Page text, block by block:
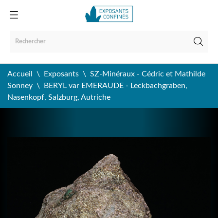
Accueil Exposants
SZ-Minéraux - Cédric et Mathilde
Sonney
BERYL var EMERAUDE - Leckbachgraben,
Nasenkopf, Salzburg, Autriche